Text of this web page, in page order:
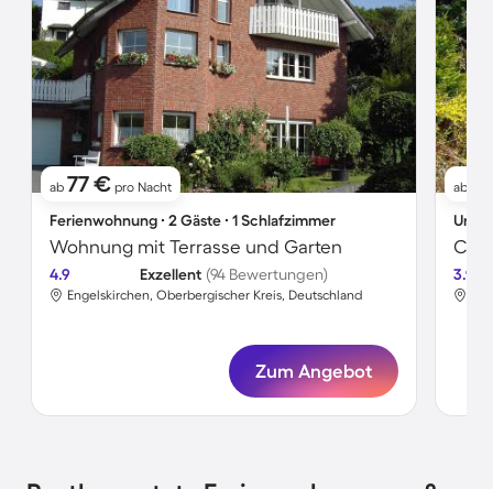
ab 77 € pro Nacht
Ferienwohnung ∙ 2 Gäste ∙ 1 Schlafzimmer
Wohnung mit Terrasse und Garten
4.9 Exzellent (94 Bewertungen)
Engelskirchen, Oberbergischer Kreis, Deutschland
Zum Angebot
ab
3.9